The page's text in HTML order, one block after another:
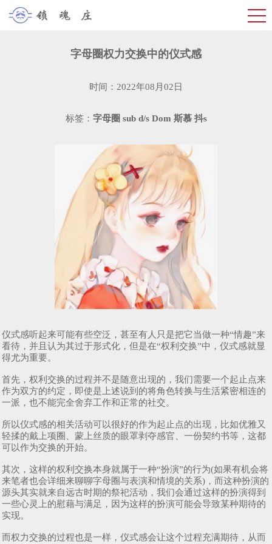
字母圈权力交换中的仪式感
时间：2022年08月02日
标签： 字母圈 sub d/s Dom 斯慕 抖s
仪式感听起来可能有些空泛，甚至有人只是把它当做一种“情趣”来
看待，并且认为其过于形式化，但是在“权利交换”中，仪式感就显
得尤为重要。
首先，权利交换的过程并不是随意出现的，我们需要一个起止点来
作为双方的约定，即使是上述说到的将角色转换与生活紧密相连的
一派，也不能完全舍弃工作和正常的社交。
所以仪式感的相关活动可以很好的作为起止点的出现，比如优雅又
轻揉的戴上项圈、蒙上丝质的眼罩剥夺感官、一份契约书等，这都
可以作为交换的开始。
其次，这样的权利交换本身就属于一种“扮演”的行为(如果有机会将
来笔者也会详细来聊聊字母圈与表演和情境的关系)，而这种扮演的
源头其实就来自远古时期的祭祀活动，我们会通过这样的扮演得到
一些心灵上的慰藉与满足，因为这样的扮演可能会导致某种期待的
实现。
而权力交换的过程也是一样，仪式感会让这个过程充满期待，从而